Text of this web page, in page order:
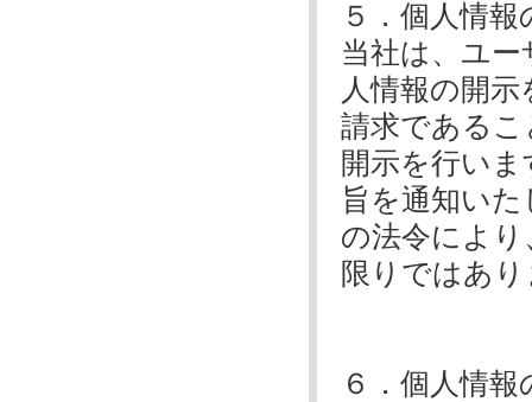
５．個人情報
当社は、ユ
人情報の開
請求である
開示を行い
旨を通知い
の法令によ
限りではあ
６．個人情